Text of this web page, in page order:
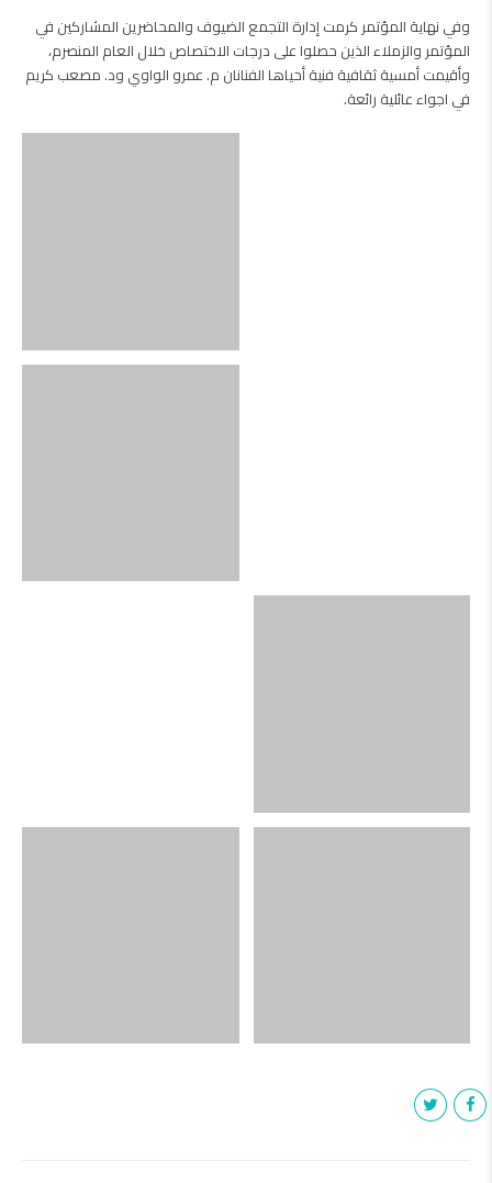
وفي نهاية المؤتمر كرمت إدارة التجمع الضيوف والمحاضرين المشاركين في
المؤتمر والزملاء الذين حصلوا على درجات الاختصاص خلال العام المنصرم،
وأقيمت أمسية ثقافية فنية أحياها الفنانان م. عمرو الواوي ود. مصعب كريم
في اجواء عائلية رائعة.